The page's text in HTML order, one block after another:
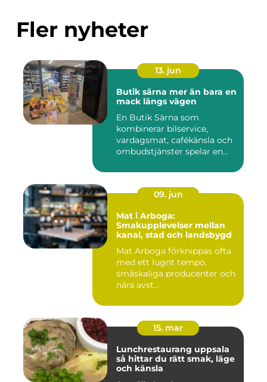
Fler nyheter
13. jun
Butik särna mer än bara en
mack längs vägen
En Butik Särna som
kombinerar bilservice,
vardagsmat, cafékänsla och
ombudstjänster spelar en
09. jun
Mat i Arboga:
Smakupplevelser mellan
kanal, stad och landsbygd
Mat Arboga förknippas ofta
med ett lugnt tempo,
småskaliga producenter och
nära avst...
15. mar
Lunchrestaurang uppsala
så hittar du rätt smak, läge
och känsla